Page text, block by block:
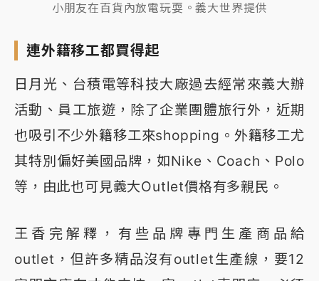
小朋友在百貨內放電玩耍。義大世界提供
連外籍移工都買得起
日月光、台積電等科技大廠過去經常來義大辦
活動、員工旅遊，除了企業團體旅行外，近期
也吸引不少外籍移工來shopping。外籍移工尤
其特別偏好美國品牌，如Nike、Coach、Polo
等，由此也可見義大Outlet價格有多親民。
王香完解釋，有些品牌專門生產商品給
outlet，但許多精品沒有outlet生產線，要12